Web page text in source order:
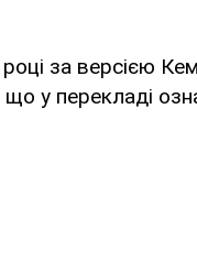
за версією
що у перекладі